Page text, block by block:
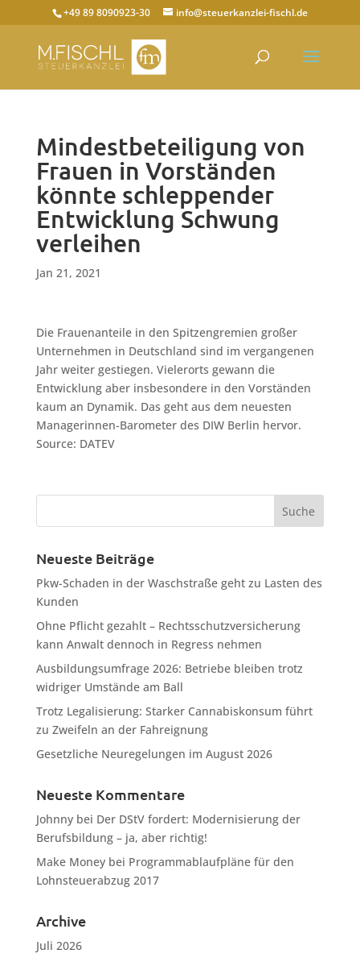
+49 89 8090923-30 info@steuerkanzlei-fischl.de
Mindestbeteiligung von
Frauen in Vorständen
könnte schleppender
Entwicklung Schwung
verleihen
Jan 21, 2021
Die Frauenanteile in den Spitzengremien großer
Unternehmen in Deutschland sind im vergangenen
Jahr weiter gestiegen. Vielerorts gewann die
Entwicklung aber insbesondere in den Vorständen
kaum an Dynamik. Das geht aus dem neuesten
Managerinnen-Barometer des DIW Berlin hervor.
Source: DATEV
Neueste Beiträge
Pkw-Schaden in der Waschstraße geht zu Lasten des
Kunden
Ohne Pflicht gezahlt – Rechtsschutzversicherung
kann Anwalt dennoch in Regress nehmen
Ausbildungsumfrage 2026: Betriebe bleiben trotz
widriger Umstände am Ball
Trotz Legalisierung: Starker Cannabiskonsum führt
zu Zweifeln an der Fahreignung
Gesetzliche Neuregelungen im August 2026
Neueste Kommentare
Johnnybei Der DStV fordert: Modernisierung der
Berufsbildung – ja, aber richtig!
Make Moneybei Programmablaufpläne für den
Lohnsteuerabzug 2017
Archive
Juli 2026